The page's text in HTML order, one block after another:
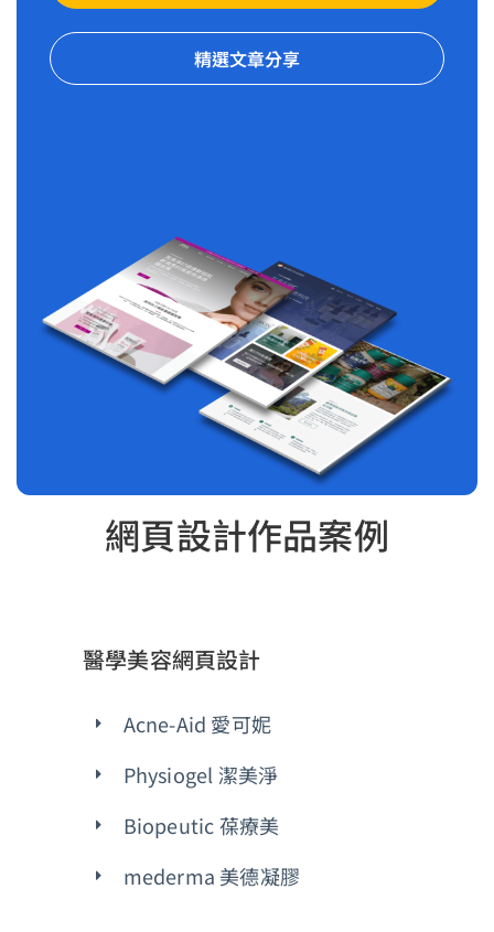
精選文章分享
網頁設計作品案例
醫學美容網頁設計
Acne-Aid 愛可妮
Physiogel 潔美淨
Biopeutic 葆療美
mederma 美德凝膠